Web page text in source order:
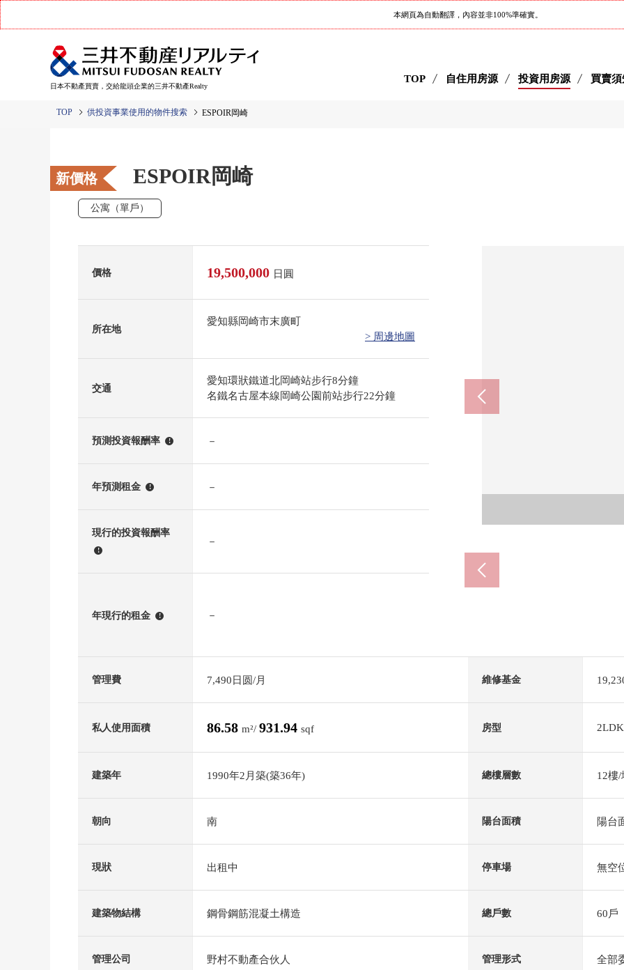
本網頁為自動翻譯，內容並非100%準確實。
日本不動產買賣，交給龍頭企業的三井不動產Realty
TOP 自住用房源 投資用房源 買賣須
TOP 供投資事業使用的物件搜索 ESPOIR岡崎
新價格 ESPOIR岡崎
公寓（單戶）
價格 19,500,000 日圓
所在地
愛知縣岡崎市末廣町
> 周邊地圖
交通
愛知環狀鐵道北岡崎站步行8分鐘
名鐵名古屋本線岡崎公園前站步行22分鐘
預測投資報酬率 ! －
年預測租金 ! －
現行的投資報酬率
!
－
年現行的租金 ! －
管理費 7,490日圆/月 維修基金
私人使用面積 86.58 m²/ 931.94 sqf 房型 2LDK
建築年 1990年2月築(築36年) 總樓層數 12樓/
朝向 南 陽台面積 陽台
現狀 出租中 停車場 無空
建築物結構 鋼骨鋼筋混凝土構造 總戶數 60戶
管理公司 野村不動產合伙人 管理形式 全部